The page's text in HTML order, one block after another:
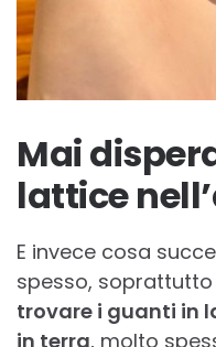
Mai
lattice
E invece cosa
spesso,
trovare i guanti in
in terra, molto